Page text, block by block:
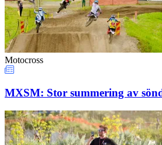
Motocross
MXSM: Stor summering av